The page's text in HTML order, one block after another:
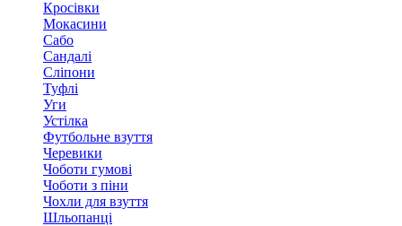
Кросівки
Мокасини
Сабо
Сандалі
Сліпони
Туфлі
Уги
Устілка
Футбольне взуття
Черевики
Чоботи гумові
Чоботи з піни
Чохли для взуття
Шльопанці